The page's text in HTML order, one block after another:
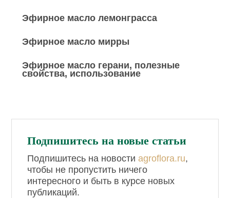
Эфирное масло лемонграсса
Эфирное масло мирры
Эфирное масло герани, полезные
свойства, использование
Подпишитесь на новые статьи
Подпишитесь на новостиagroflora.ru,
чтобы не пропустить ничего
интересного и быть в курсе новых
публикаций.